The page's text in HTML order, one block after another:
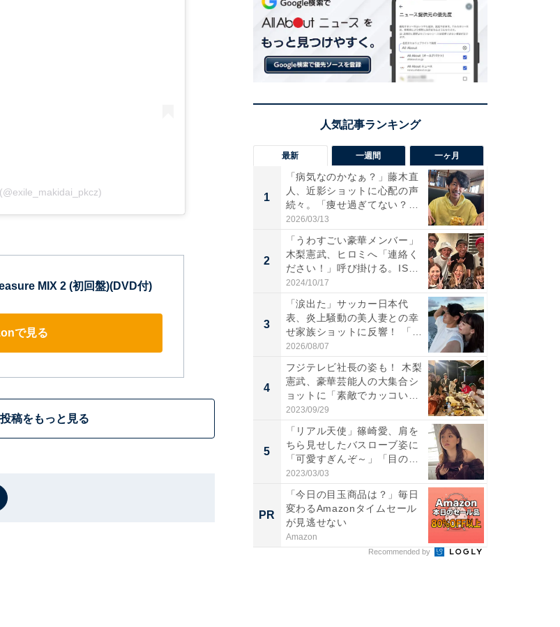
MIX 2 (初回盤)(DVD付)
で見る
稿をもっと見る
最新 一週間 一ヶ月
1
「病気なのかなぁ？」藤木直
人、近影ショットに心配の声
続々。「痩せ過ぎてない？」
「...
2026/03/13
2
「うわすごい豪華メンバー」
木梨憲武、ヒロミへ「連絡く
ださい！」呼び掛ける。IS
S...
2024/10/17
3
「涙出た」サッカー日本代
表、炎上騒動の美人妻との幸
せ家族ショットに反響！ 「最
高...
2026/08/07
4
フジテレビ社長の姿も！ 木梨
憲武、豪華芸能人の大集合シ
ョットに「素敵でカッコい
い...
2023/09/29
5
「リアル天使」篠崎愛、肩を
ちら見せしたバスローブ姿に
「可愛すぎんぞ～」「目の表
情...
2023/03/03
PR
「今日の目玉商品は？」毎日
変わるAmazonタイムセール
が見逃せない
Amazon
Recommended by